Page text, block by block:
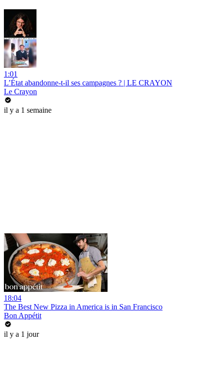
1:01
L’État abandonne-t-il ses campagnes ? | LE CRAYON
Le Crayon
il y a 1 semaine
18:04
The Best New Pizza in America is in San Francisco
Bon Appétit
il y a 1 jour